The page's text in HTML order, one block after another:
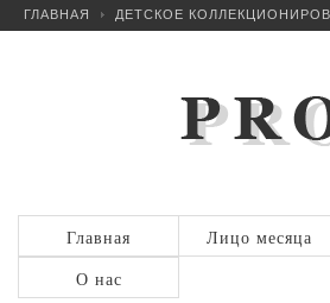
ГЛАВНАЯ ДЕТСКОЕ
Главная Лицо месяца
О нас